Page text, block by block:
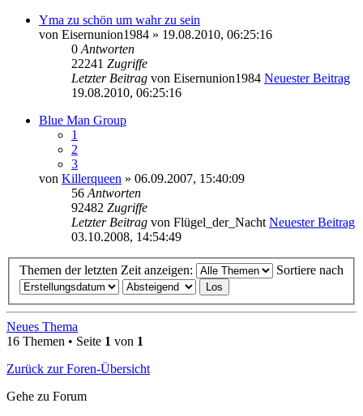
Yma zu schön um wahr zu sein
von Eisernunion1984 » 19.08.2010, 06:25:16
0 Antworten
22241 Zugriffe
Letzter Beitrag von Eisernunion1984 Neuester Beitrag
19.08.2010, 06:25:16
Blue Man Group
1
2
3
von Killerqueen » 06.09.2007, 15:40:09
56 Antworten
92482 Zugriffe
Letzter Beitrag von Flügel_der_Nacht Neuester Beitrag
03.10.2008, 14:54:49
Themen der letzten Zeit anzeigen: Sortiere nach
Neues Thema
16 Themen • Seite 1 von 1
Zurück zur Foren-Übersicht
Gehe zu Forum